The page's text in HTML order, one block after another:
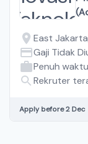
East
Gaji Tidak
Penuh waktu
Rekruter
Apply before 2 Dec